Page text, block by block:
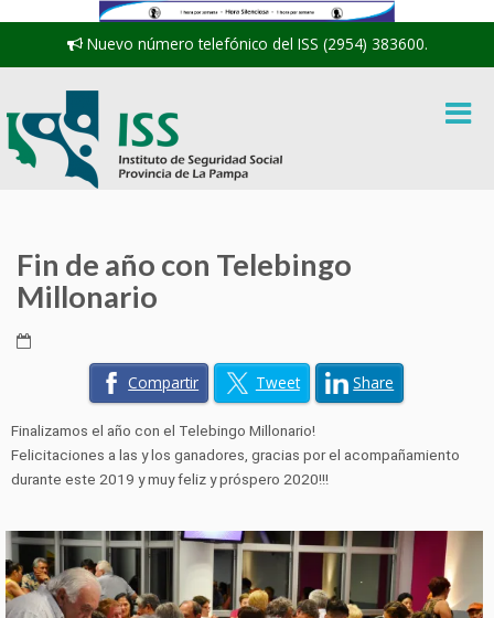
Nuevo número telefónico del ISS (2954) 383600.
Fin de año con Telebingo
Millonario
Compartir Tweet Share
Finalizamos el año con el Telebingo Millonario!
Felicitaciones a las y los ganadores, gracias por el acompañamiento
durante este 2019 y muy feliz y próspero 2020!!!